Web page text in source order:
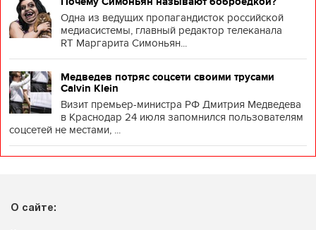
Одна из ведущих пропагандисток российской
медиасистемы, главный редактор телеканала
RT Маргарита Симоньян...
Медведев потряс соцсети своими трусами
Calvin Klein
Визит премьер-министра РФ Дмитрия Медведева
в Краснодар 24 июля запомнился пользователям
соцсетей не местами, ...
О сайте: